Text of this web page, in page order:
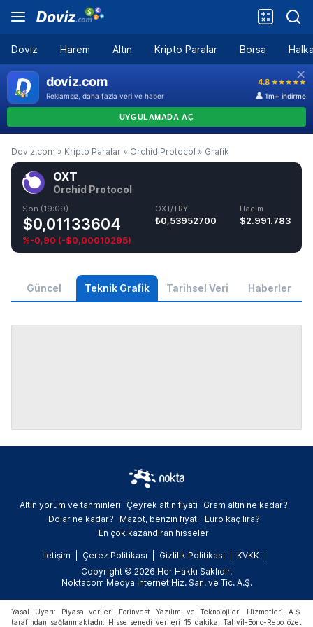
Döviz Harem Altın Kripto Paralar Borsa
Doviz.com » Kripto Paralar » Orchid Protocol » Grafik
OXT
Orchid Protocol
Son (19:09)
$0,01133604
%-0,90 (-$0,00010295)
OXT/TRY
₺0,53952700
Hacim
$2.991.783
Güncel Teknik Grafik Tarihsel Veri Haberler
Altın yorum ve tahminleri Çeyrek altın fiyatı
Gram altın ne kadar?
Dolar ne kadar?
Mazot, benzin fiyatı
Euro kaç lira?
En çok kazandıran hisseler
İletişim Çerez Politikası Gizlilik Politikası
KVKK
Copyright © 2026 Her Hakkı Saklıdır.
Noktacom Medya İnternet Hiz. San. ve Tic. A.Ş.
Yasal Uyarı: Piyasa verileri Forinvest Yazılım ve Teknolojileri Hizmetleri A.Ş.
tarafından sağlanmaktadır. Hisse senedi verileri 15 dakika, Tahvil-Bono-Repo özet